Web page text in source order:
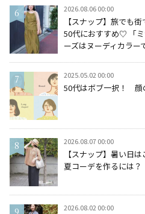
2026.08.06 00:00
【スナップ】旅でも
50代におすすめ♡ 「
ーズはヌーディカラー
2025.05.02 00:00
50代はボブ一択！ 顔
2026.08.07 00:00
【スナップ】暑い日
夏コーデを作るには？
2026.08.02 00:00